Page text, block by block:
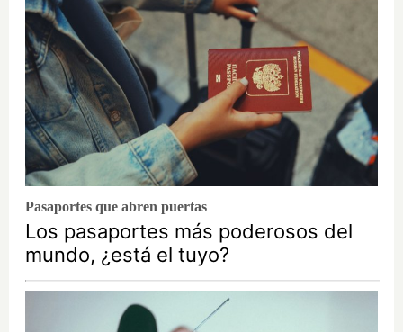
Pasaportes que abren puertas
Los pasaportes más poderosos del
mundo, ¿está el tuyo?